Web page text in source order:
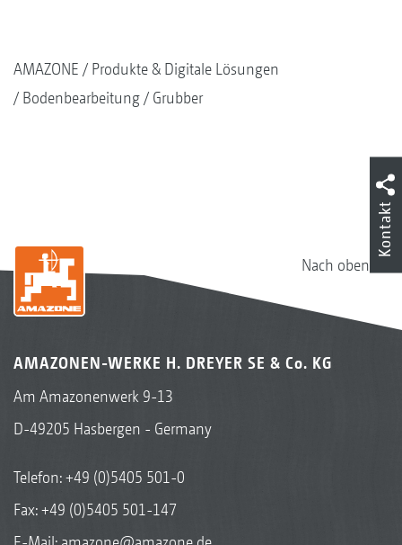
AMAZONE
Produkte & Digitale Lösungen
Bodenbearbeitung
Grubber
Nach oben
AMAZONEN-WERKE H. DREYER SE & Co. KG
Am Amazonenwerk 9-13
D-49205 Hasbergen - Germany
Telefon:+49 (0)5405 501-0
Fax: +49 (0)5405 501-147
Kontakt